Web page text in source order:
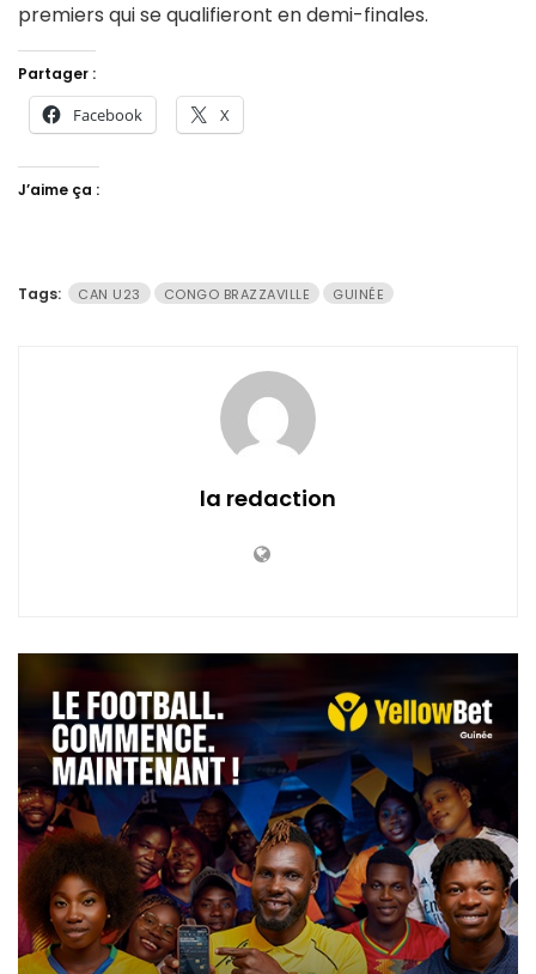
premiers qui se qualifieront en demi-finales.
Partager :
Facebook X
J’aime ça :
Tags: CAN U23 CONGO BRAZZAVILLE GUINÉE
la redaction